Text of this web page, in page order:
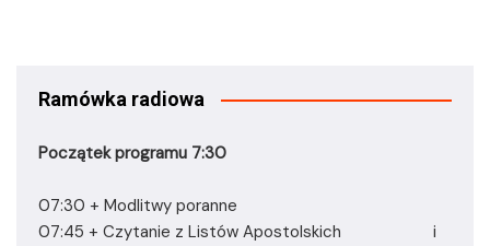
Ramówka radiowa
Początek programu 7:30
07:30 + Modlitwy poranne
07:45 + Czytanie z Listów Apostolskich i